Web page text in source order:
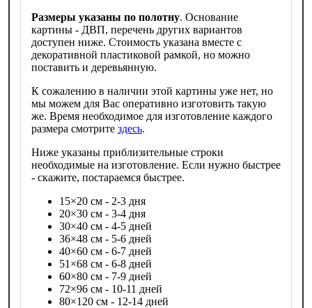
Размеры указаны по полотну. Основание
картины - ДВП, перечень других вариантов
доступен ниже. Стоимость указана вместе с
декоративной пластиковой рамкой, но можно
поставить и деревьянную.
К сожалению в наличии этой картины уже нет, но
мы можем для Вас оперативно изготовить такую
же. Время необходимое для изготовление каждого
размера смотрите здесь.
Ниже указаны приблизительные строки
необходимые на изготовление. Если нужно быстрее
- скажите, постараемся быстрее.
15×20 см - 2-3 дня
20×30 см - 3-4 дня
30×40 см - 4-5 дней
36×48 см - 5-6 дней
40×60 см - 6-7 дней
51×68 см - 6-8 дней
60×80 см - 7-9 дней
72×96 см - 10-11 дней
80×120 см - 12-14 дней